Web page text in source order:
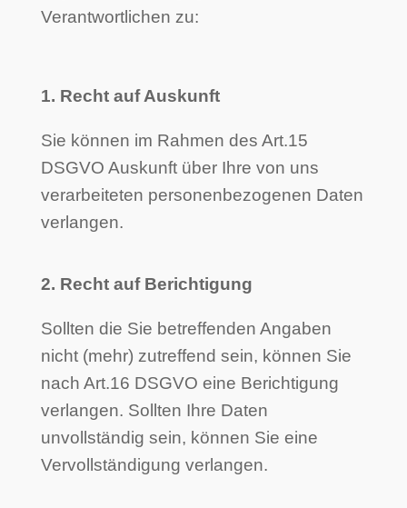
Verantwortlichen zu:
1. Recht auf Auskunft
Sie können im Rahmen des Art.15
DSGVO Auskunft über Ihre von uns
verarbeiteten personenbezogenen Daten
verlangen.
2. Recht auf Berichtigung
Sollten die Sie betreffenden Angaben
nicht (mehr) zutreffend sein, können Sie
nach Art.16 DSGVO eine Berichtigung
verlangen. Sollten Ihre Daten
unvollständig sein, können Sie eine
Vervollständigung verlangen.